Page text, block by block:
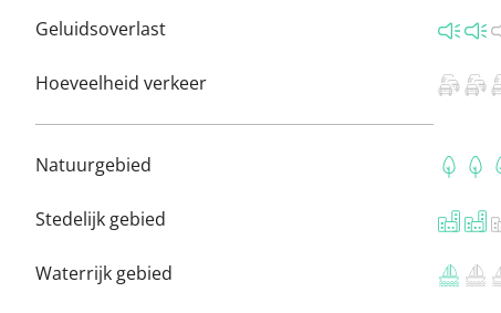
Geluidsoverlast
Hoeveelheid verkeer
Natuurgebied
Stedelijk gebied
Waterrijk gebied